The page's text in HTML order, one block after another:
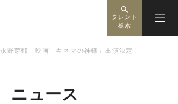
タレント
検索
永野芽郁 映画「キネマの神様」出演決定！
ニュース